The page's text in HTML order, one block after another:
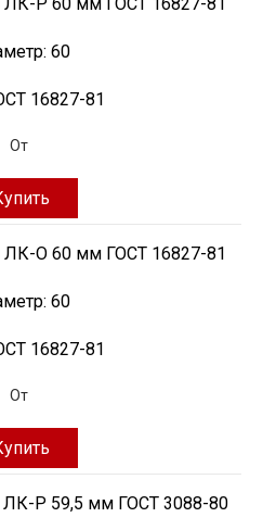
60
16827-81
От
ЛК-О 60 мм ГОСТ 16827-81
60
16827-81
От
ЛК-Р 59,5 мм ГОСТ 3088-80